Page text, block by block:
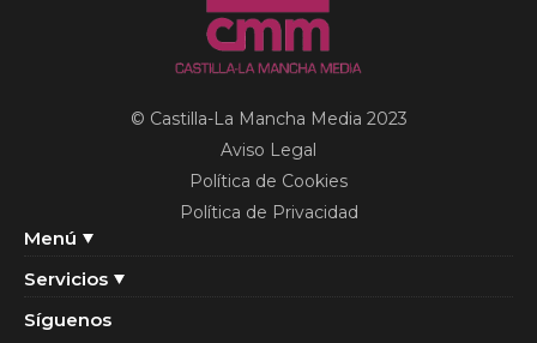
Menú
Servicios
© Castilla-La Mancha Media 2023
Aviso Legal
Política de Cookies
Política de Privacidad
Síguenos